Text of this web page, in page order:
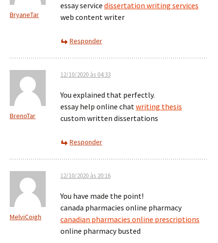
BryaneTar
essay service dissertation writing services
web content writer
Responder
BrenoTar
12/10/2020 às 04:33
You explained that perfectly.
essay help online chatwriting thesis
custom written dissertations
Responder
MelviCoigh
12/10/2020 às 20:16
You have made the point!
canada pharmacies online pharmacy
canadian pharmacies online prescriptions
online pharmacy busted